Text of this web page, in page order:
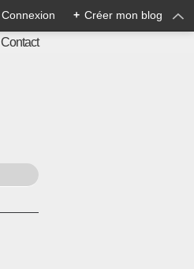
Connexion + Créer mon blog
Contact